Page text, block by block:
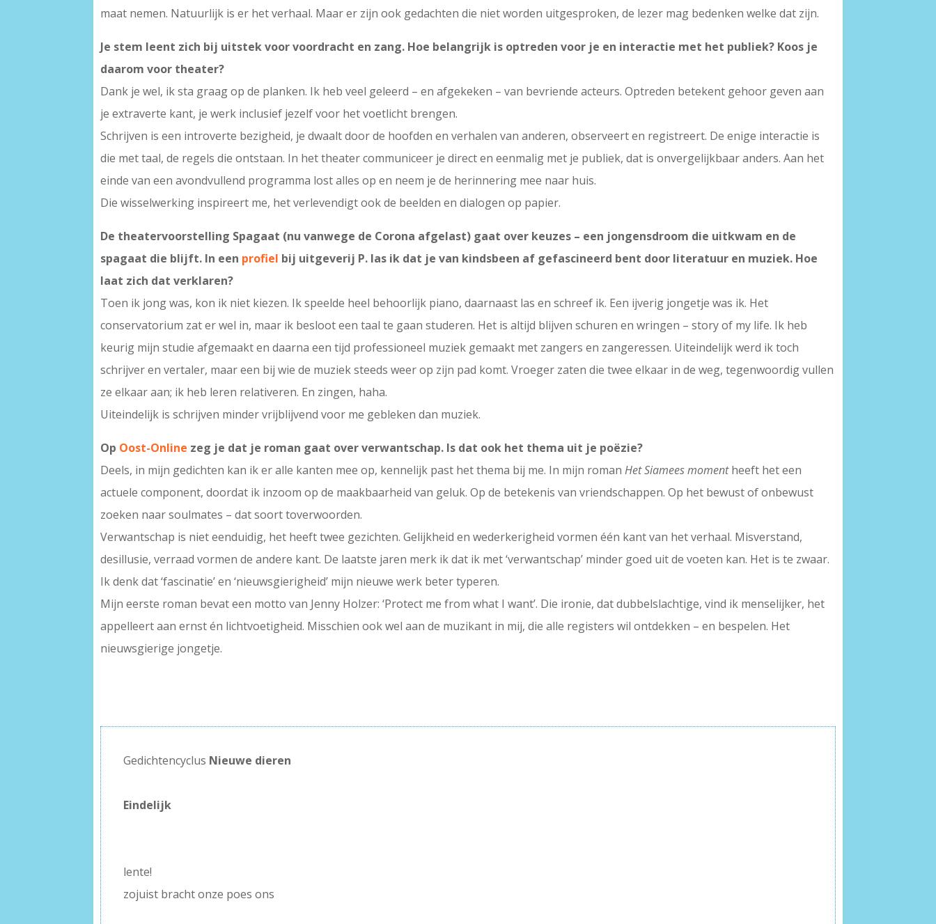
maat nemen. Natuurlijk is er het verhaal. Maar er zijn ook gedachten die niet worden uitgesproken, de lezer mag bedenken welke dat zijn.
Je stem leent zich bij uitstek voor voordracht en zang. Hoe belangrijk is optreden voor je en interactie met het publiek? Koos je
daarom voor theater?
Dank je wel, ik sta graag op de planken. Ik heb veel geleerd – en afgekeken – van bevriende acteurs. Optreden betekent gehoor geven aan
je extraverte kant, je werk inclusief jezelf voor het voetlicht brengen.
Schrijven is een introverte bezigheid, je dwaalt door de hoofden en verhalen van anderen, observeert en registreert. De enige interactie is
die met taal, de regels die ontstaan. In het theater communiceer je direct en eenmalig met je publiek, dat is onvergelijkbaar anders. Aan het
einde van een avondvullend programma lost alles op en neem je de herinnering mee naar huis.
Die wisselwerking inspireert me, het verlevendigt ook de beelden en dialogen op papier.
De theatervoorstelling Spagaat (nu vanwege de Corona afgelast) gaat over keuzes – een jongensdroom die uitkwam en de
spagaat die blijft. In een profiel bij uitgeverij P. las ik dat je van kindsbeen af gefascineerd bent door literatuur en muziek. Hoe
laat zich dat verklaren?
Toen ik jong was, kon ik niet kiezen. Ik speelde heel behoorlijk piano, daarnaast las en schreef ik. Een ijverig jongetje was ik. Het
conservatorium zat er wel in, maar ik besloot een taal te gaan studeren. Het is altijd blijven schuren en wringen – story of my life. Ik heb
keurig mijn studie afgemaakt en daarna een tijd professioneel muziek gemaakt met zangers en zangeressen. Uiteindelijk werd ik toch
schrijver en vertaler, maar een bij wie de muziek steeds weer op zijn pad komt. Vroeger zaten die twee elkaar in de weg, tegenwoordig vullen
ze elkaar aan; ik heb leren relativeren. En zingen, haha.
Uiteindelijk is schrijven minder vrijblijvend voor me gebleken dan muziek.
Op Oost-Online zeg je dat je roman gaat over verwantschap. Is dat ook het thema uit je poëzie?
Deels, in mijn gedichten kan ik er alle kanten mee op, kennelijk past het thema bij me. In mijn romanHet Siamees momentheeft het een
actuele component, doordat ik inzoom op de maakbaarheid van geluk. Op de betekenis van vriendschappen. Op het bewust of onbewust
zoeken naar soulmates – dat soort toverwoorden.
Verwantschap is niet eenduidig, het heeft twee gezichten. Gelijkheid en wederkerigheid vormen één kant van het verhaal. Misverstand,
desillusie, verraad vormen de andere kant. De laatste jaren merk ik dat ik met ‘verwantschap’ minder goed uit de voeten kan. Het is te zwaar.
Ik denk dat ‘fascinatie’ en ‘nieuwsgierigheid’ mijn nieuwe werk beter typeren.
Mijn eerste roman bevat een motto van Jenny Holzer: ‘Protect me from what I want’. Die ironie, dat dubbelslachtige, vind ik menselijker, het
appelleert aan ernst én lichtvoetigheid. Misschien ook wel aan de muzikant in mij, die alle registers wil ontdekken – en bespelen. Het
nieuwsgierige jongetje.
Gedichtencyclus Nieuwe dieren
Eindelijk
lente!
zojuist bracht onze poes ons